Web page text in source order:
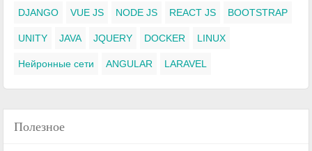
DJANGO VUE JS NODE JS REACT JS BOOTSTRAP
UNITY JAVA JQUERY DOCKER LINUX
Нейронные сети ANGULAR LARAVEL
Полезное